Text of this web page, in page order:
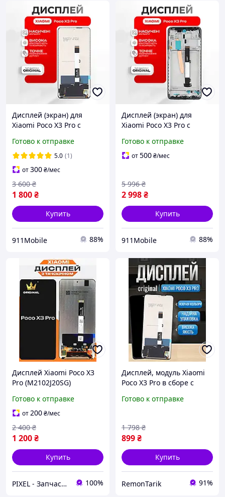
Дисплей (экран) для
Xiaomi Poco X3 Pro с
оригинальный сенсор
экрана
Готово к отправке
5.0 (1)
от300₴/мес
1 800₴
3 600 ₴
Купить
911Mobile 88%
Дисплей (экран) для
Xiaomi Poco X3 Pro с
сенсор экрана
Готово к отправке
от500₴/мес
2 998₴
5 996 ₴
Купить
911Mobile 88%
Дисплей Xiaomi Poco X3
Pro (M2102J20SG)
(original), экран на
Ксиоми Поко Х3 Про
Готово к отправке
от200₴/мес
1 200₴
2 400 ₴
Купить
PIXEL - Запчастини для телефону 100%
Дисплей, модуль Xiaomi
Poco X3 Pro в сборе с
Ксиоми Поко Х3 Про
Готово к отправке
899₴
1 798 ₴
Купить
RemonTarik 91%